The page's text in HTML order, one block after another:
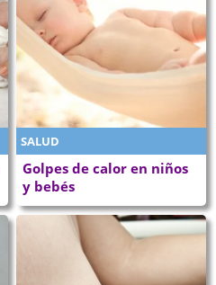
SALUD
Golpes de calor en niños
y bebés